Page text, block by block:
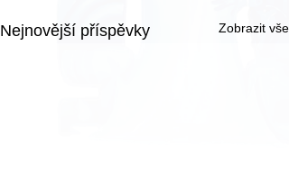
Nejnovější příspěvky Zobrazit vše